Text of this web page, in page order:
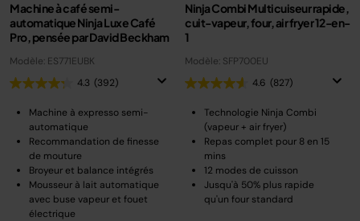
Machine à café semi-
automatique Ninja Luxe Café
Pro, pensée par David Beckham
Modèle: ES771EUBK
4.3 (392)
Machine à expresso semi-
automatique
Recommandation de finesse
de mouture
Broyeur et balance intégrés
Mousseur à lait automatique
avec buse vapeur et fouet
électrique
Ninja Combi Multicuiseur rapide,
cuit-vapeur, four, air fryer 12-en-
1
Modèle: SFP700EU
4.6 (827)
Technologie Ninja Combi
(vapeur + air fryer)
Repas complet pour 8 en 15
mins
12 modes de cuisson
Jusqu'à 50% plus rapide
qu'un four standard